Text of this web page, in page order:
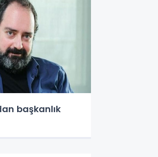
başkanlık